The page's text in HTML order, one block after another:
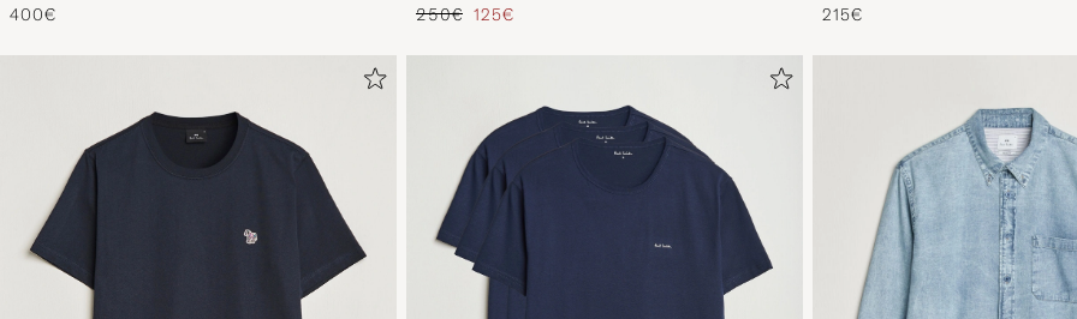
400€ Regulärer Preis
250€ Reduzierter Preis
125€ 215€